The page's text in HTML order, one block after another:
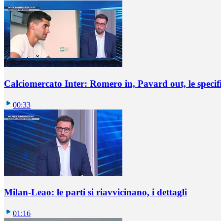
Calciomercato Inter: Romero in, Pavard out, le
00:33
Milan-Leao: le parti si riavvicinano, i dettagli
01:16